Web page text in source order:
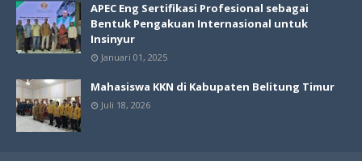
APEC Eng Sertifikasi Profesional sebagai
Bentuk Pengakuan Internasional untuk
Insinyur
Januari 01, 2025
Mahasiswa KKN di Kabupaten Belitung Timur
Juli 18, 2026